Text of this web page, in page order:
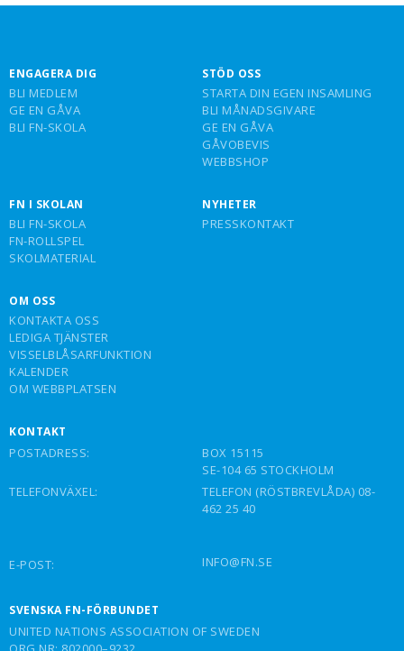
ENGAGERA DIG
BLI MEDLEM
GE EN GÅVA
BLI FN-SKOLA
STÖD OSS
STARTA DIN EGEN INSAMLING
BLI MÅNADSGIVARE
GE EN GÅVA
GÅVOBEVIS
WEBBSHOP
FN I SKOLAN
BLI FN-SKOLA
FN-ROLLSPEL
SKOLMATERIAL
NYHETER
PRESSKONTAKT
OM OSS
KONTAKTA OSS
LEDIGA TJÄNSTER
VISSELBLÅSARFUNKTION
KALENDER
OM WEBBPLATSEN
KONTAKT
POSTADRESS:
BOX 15115
SE-104 65 STOCKHOLM
TELEFONVÄXEL:
TELEFON (RÖSTBREVLÅDA) 08-
462 25 40
E-POST: INFO@FN.SE
SVENSKA FN-FÖRBUNDET
UNITED NATIONS ASSOCIATION OF SWEDEN